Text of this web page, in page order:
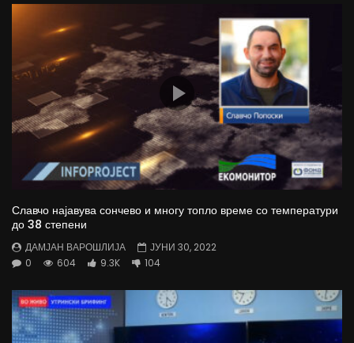
Славчо најавува сончево и многу топло време со температури
до 38 степени
ДАМЈАН ВАРОШЛИЈА
ЈУНИ 30, 2022
0
604 9.3K 104